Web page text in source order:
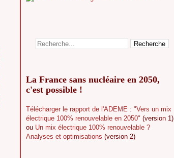
La France sans nucléaire en 2050,
c'est possible !
Télécharger le rapport de l'ADEME : "Vers un mix
électrique 100% renouvelable en 2050" (version 1)
ou Un mix électrique 100% renouvelable ?
Analyses et optimisations (version 2)